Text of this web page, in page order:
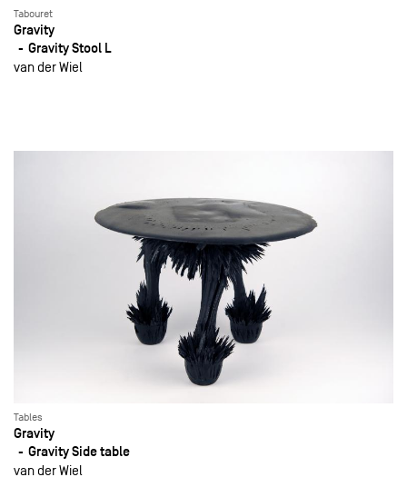
Tabouret
Gravity
Gravity Stool L
van der Wiel
Tables
Gravity
Gravity Side table
van der Wiel